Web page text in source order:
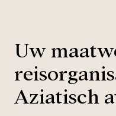
Uw
Aziatisch